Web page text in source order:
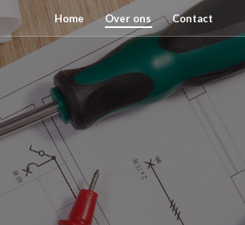
Home Over ons Contact